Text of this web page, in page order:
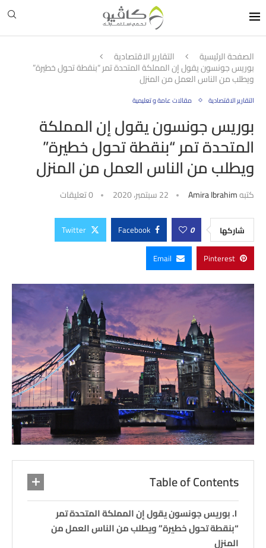
الصفحة الرئيسية التقارير الاقتصادية
بوريس جونسون يقول إن المملكة المتحدة تمر “بنقطة تحول خطيرة”
ويطلب من الناس العمل من المنزل
التقارير الاقتصادية مقالات عامة و تعليمية
بوريس جونسون يقول إن المملكة
المتحدة تمر “بنقطة تحول خطيرة”
ويطلب من الناس العمل من المنزل
كتبهAmira Ibrahim 22 سبتمبر، 2020 0 تعليقات
شاركها 0
Facebook
Twitter
Pinterest
Email
Table of Contents
بوريس جونسون يقول إن المملكة المتحدة تمر
“بنقطة تحول خطيرة” ويطلب من الناس العمل من
المنزل